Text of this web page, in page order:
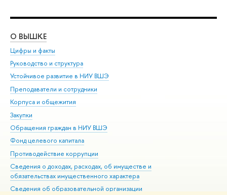
О ВЫШКЕ
Цифры и факты
Руководство и структура
Устойчивое развитие в НИУ ВШЭ
Преподаватели и сотрудники
Корпуса и общежития
Закупки
Обращения граждан в НИУ ВШЭ
Фонд целевого капитала
Противодействие коррупции
Сведения о доходах, расходах, об имуществе и
обязательствах имущественного характера
Сведения об образовательной организации